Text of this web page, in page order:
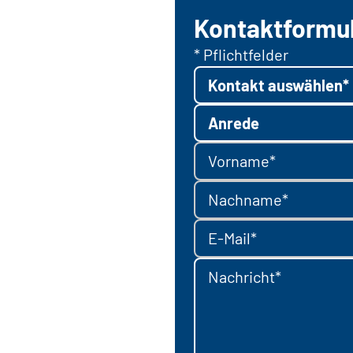
* Pflichtfelder
Kontakt auswählen*
Anrede
Vorname*
Nachname*
E-Mail*
Nachricht*